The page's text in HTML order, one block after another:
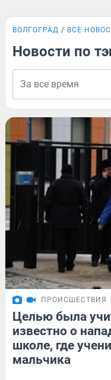
ВОЛГОГРАД ВСЕ
Новости по
ПРОИСШЕСТВИЯ
Целью была
известно о
школе, где
мальчика